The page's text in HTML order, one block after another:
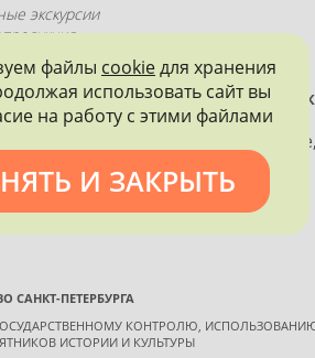
экскурсии
ПРИ ПОДДЕРЖКЕ ПРАВИТЕЛЬСТВА
ПЕТЕРБУРГА
размещенных на
с согласия правообладателя и
ссылкой на источник информации.
САНКТ-ПЕТЕРБУРГА
КОНТРОЛЮ,
ИСТОРИИ И КУЛЬТУРЫ
файлы cookieдля хранения
использовать сайт вы
на работу с этими файлами
И ЗАКРЫТЬ